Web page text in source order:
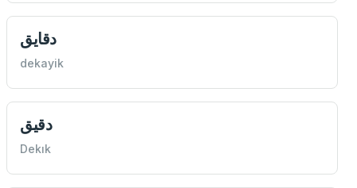
دقايق
dekayik
دقيق
Dekık